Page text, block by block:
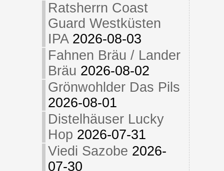
Ratsherrn Coast
Guard Westküsten
IPA 2026-08-03
Fahnen Bräu / Lander
Bräu 2026-08-02
Grönwohlder Das Pils
2026-08-01
Distelhäuser Lucky
Hop 2026-07-31
Viedi Sazobe 2026-
07-30